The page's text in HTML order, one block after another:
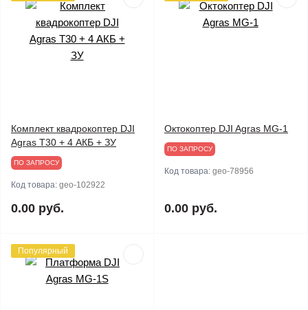
Комплект квадрокоптер DJI
Agras T30 + 4 АКБ + ЗУ
ПО ЗАПРОСУ
Код товара: geo-102922
0.00 руб.
Октокоптер DJI Agras MG-1
ПО ЗАПРОСУ
Код товара: geo-78956
0.00 руб.
Популярный